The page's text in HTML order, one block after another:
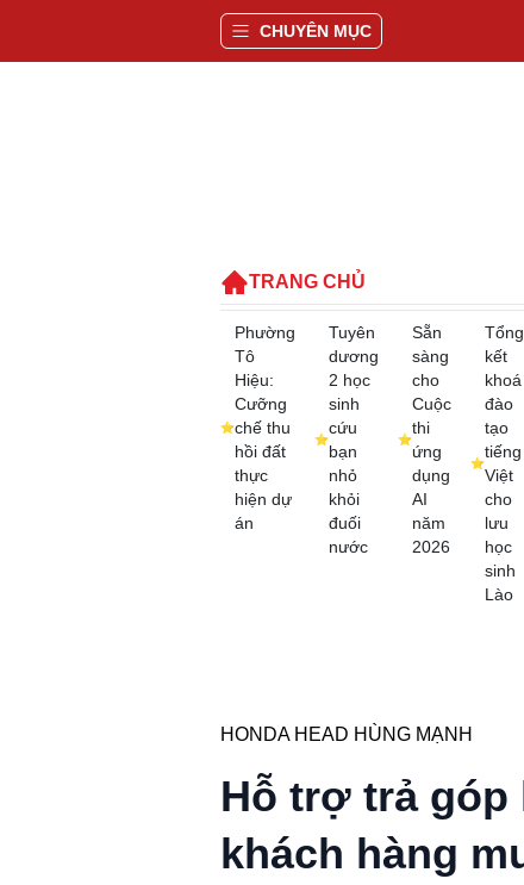
CHUYÊN MỤC
TRANG CHỦ
Phường
Tô
Hiệu:
Cưỡng
chế thu
hồi đất
thực
hiện dự
án
Tuyên
dương
2 học
sinh
cứu
bạn
nhỏ
khỏi
đuối
nước
Sẵn
sàng
cho
Cuộc
thi
ứng
dụng
AI
năm
2026
Tổng
kết
khoá
đào
tạo
tiếng
Việt
cho
lưu
học
sinh
Lào
HONDA HEAD HÙNG MẠNH
Hỗ trợ trả góp
khách hàng